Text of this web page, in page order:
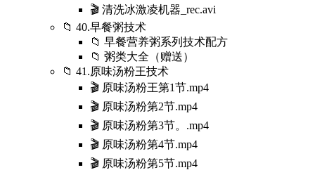
🎬 清洗冰激凌机器_rec.avi
📁 40.早餐粥技术
📁 早餐营养粥系列技术配方
📁 粥类大全（赠送）
📁 41.原味汤粉王技术
🎬 原味汤粉王第1节.mp4
🎬 原味汤粉第2节.mp4
🎬 原味汤粉第3节。.mp4
🎬 原味汤粉第4节.mp4
🎬 原味汤粉第5节.mp4